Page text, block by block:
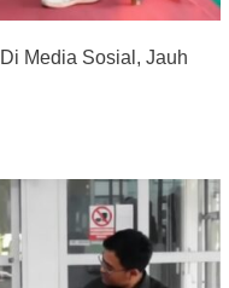
Media Sosial, Jauh